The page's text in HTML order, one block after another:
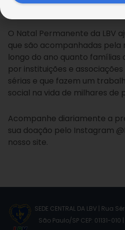
QUERO AJUDAR
O Natal Permanente da LBV
que são acompanhadas pela
longo do ano quanto famílias
por instituições e
sérias e que fazem um
social na vida de milhares de
Acompanhe diariamente a
sua doação pelo Instagram
nosso site.
SEDE CENTRAL DA LBV | Rua
São Paulo/SP CEP: 01131-010